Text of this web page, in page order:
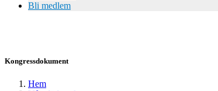
Bli medlem
Kongressdokument
Hem